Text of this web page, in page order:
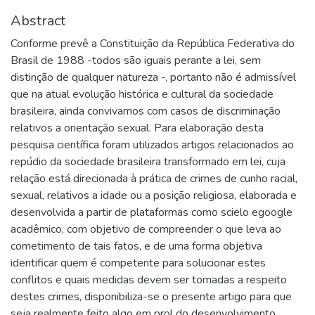
Abstract
Conforme prevê a Constituição da República Federativa do
Brasil de 1988 -todos são iguais perante a lei, sem
distinção de qualquer natureza -, portanto não é admissível
que na atual evolução histórica e cultural da sociedade
brasileira, ainda convivamos com casos de discriminação
relativos a orientação sexual. Para elaboração desta
pesquisa científica foram utilizados artigos relacionados ao
repúdio da sociedade brasileira transformado em lei, cuja
relação está direcionada à prática de crimes de cunho racial,
sexual, relativos a idade ou a posição religiosa, elaborada e
desenvolvida a partir de plataformas como scielo egoogle
acadêmico, com objetivo de compreender o que leva ao
cometimento de tais fatos, e de uma forma objetiva
identificar quem é competente para solucionar estes
conflitos e quais medidas devem ser tomadas a respeito
destes crimes, disponibiliza-se o presente artigo para que